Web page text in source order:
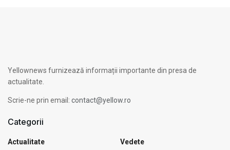
Yellownews furnizează informații importante din presa de
actualitate.
Scrie-ne prin email: contact@yellow.ro
Categorii
Actualitate
Vedete